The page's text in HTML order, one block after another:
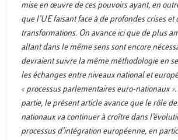
mise en œuvre de ces pouvoirs ayant, en
que l’UE faisant face à de profondes crises et
transformations. On avance ici que de plus
allant dans le même sens sont encore
devraient suivre la même méthodologie en
les échanges entre niveaux national et
« processus parlementaires euro-nationaux
partie, le présent article avance que le rôle
nationaux va continuer à croître dans
processus d’intégration européenne, en